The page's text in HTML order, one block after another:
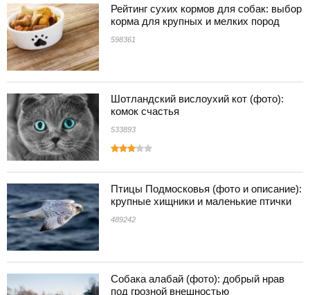
Рейтинг сухих кормов для собак: выбор
корма для крупных и мелких пород
598361
Шотландский вислоухий кот (фото):
комок счастья
533893
Птицы Подмосковья (фото и описание):
крупные хищники и маленькие птички
489242
Собака алабай (фото): добрый нрав
под грозной внешностью